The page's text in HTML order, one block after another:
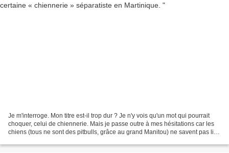
Je m'interroge. Mon titre est-il trop dur ? Je n'y vois qu'un mot qui pourrait
choquer, celui de chiennerie. Mais je passe outre à mes hésitations car les
chiens (tous ne sont des pitbulls, grâce au grand Manitou) ne savent pas lire.